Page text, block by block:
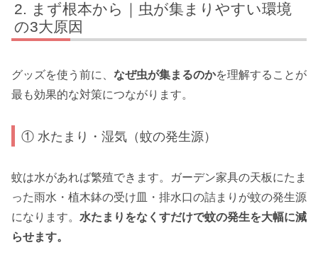
まず根本から｜虫が集まりやすい環境
の3大原因
グッズを使う前に、 なぜ虫が集まるのかを理解することが
最も効果的な対策につながります。
① 水たまり・湿気（蚊の発生源）
蚊は水があれば繁殖できます。ガーデン家具の天板にたま
った雨水・植木鉢の受け皿・排水口の詰まりが蚊の発生源
になります。 水たまりをなくすだけで蚊の発生を大幅に減
らせます。